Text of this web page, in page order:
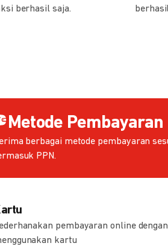
berhasil saja.
Metode Pembayaran
berbagai metode pembayaran
PPN.
pembayaran online
kartu